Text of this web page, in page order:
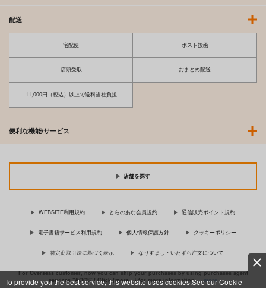
To provide you the best service, this website uses cookies.See our Cookie
配送
宅配便 ポスト投函
店頭受取 おまとめ配送
11,000円（税込）以上で送料当社負担
便利な機能/サービス
店舗を探す
WEBSITE利用規約 とらのあな会員規約 通信販売ポイント規約
電子書籍サービス利用規約 個人情報保護方針 クッキーポリシー
特定商取引法に基づく表示 なりすまし・いたずら注文について
For Overseas customer, now you can ship your purchases by using purchases agent
services “AOCS”! Click {more…} for more information …more